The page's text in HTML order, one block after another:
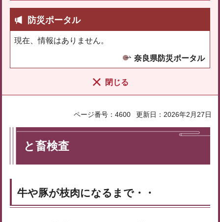
防災ポータル
現在、情報はありません。
奈良県防災ポータル
閉じる
ページ番号：4600 更新日：2026年2月27日
と畜検査
牛や豚が枝肉になるまで・・